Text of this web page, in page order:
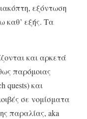
εξόντωση
καθ’ εξής. Τα
και αρκετά
παρόμοιας
quests) και
σε νομίσματα
παραλίας, aka